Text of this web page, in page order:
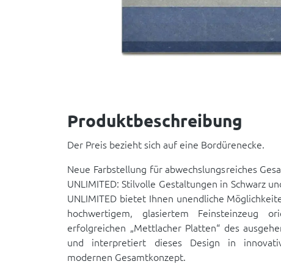
Produktbeschreibung
Der Preis bezieht sich auf eine Bordürenecke.
Neue Farbstellung für abwechslungsreiches
UNLIMITED: Stilvolle Gestaltungen in Schwarz
UNLIMITED bietet Ihnen unendliche
hochwertigem, glasiertem Feinsteinzeug
erfolgreichen „Mettlacher Platten“ des
und interpretiert dieses Design in
modernen Gesamtkonzept.